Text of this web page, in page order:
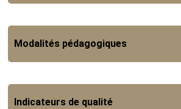
Modalités pédagogiques
Indicateurs de qualité